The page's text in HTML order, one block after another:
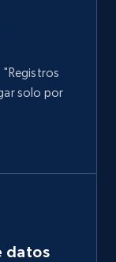
solo por
datos